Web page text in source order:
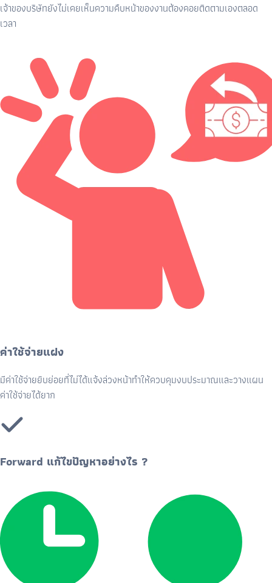
เจ้าของบริษัทยังไม่เคยเห็นความคืบหน้าของงานต้องคอยติดตามเองตลอด
เวลา
ค่าใช้จ่ายแฝง
มีค่าใช้จ่ายยิบย่อยที่ไม่ได้แจ้งล่วงหน้าทำให้ควบคุมงบประมาณและวางแผน
ค่าใช้จ่ายได้ยาก
Forward แก้ไขปัญหาอย่างไร ?